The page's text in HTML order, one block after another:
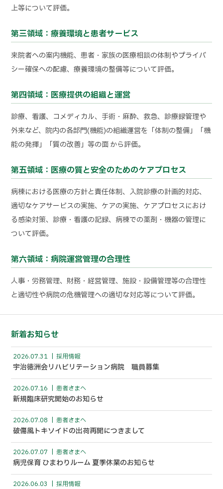
上等について評価。
第三領域：療養環境と患者サービス
来院者への案内機能、患者・家族の医療相談の体制やプライバ
シー確保への配慮、療養環境の整備等について評価。
第四領域：医療提供の組織と運営
診療、看護、コメディカル、手術・麻酔、救急、診療録管理や
外来など、院内の各部門(機能)の組織運営を「体制の整備」「機
能の発揮」「質の改善」等の面 から評価。
第五領域：医療の質と安全のためのケアプロセス
病棟における医療の方針と責任体制、入院診療の計画的対応、
適切なケアサービスの実施、ケアの実施、ケアプロセスにおけ
る感染対策、診療・看護の記録、病棟での薬剤・機器の管理に
ついて評価。
第六領域：病院運営管理の合理性
人事・労務管理、財務・経営管理、施設・設備管理等の合理性
と適切性や病院の危機管理への適切な対応等について評価。
新着お知らせ
2026.07.31 採用情報
宇治徳洲会リハビリテーション病院 職員募集
2026.07.16 患者さまへ
新規臨床研究開始のお知らせ
2026.07.08 患者さまへ
破傷風トキソイドの出荷再開につきまして
2026.07.07 患者さまへ
病児保育 ひまわりルーム 夏季休業のお知らせ
2026.06.03 採用情報